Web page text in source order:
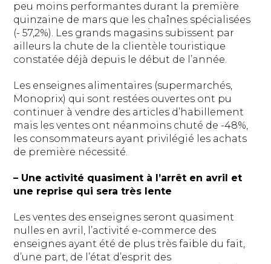
peu moins performantes durant la première
quinzaine de mars que les chaînes spécialisées
(- 57,2%). Les grands magasins subissent par
ailleurs la chute de la clientèle touristique
constatée déjà depuis le début de l’année.
Les enseignes alimentaires (supermarchés,
Monoprix) qui sont restées ouvertes ont pu
continuer à vendre des articles d’habillement
mais les ventes ont néanmoins chuté de -48%,
les consommateurs ayant privilégié les achats
de première nécessité.
– Une activité quasiment à l’arrêt en avril et
une reprise qui sera très lente
Les ventes des enseignes seront quasiment
nulles en avril, l’activité e-commerce des
enseignes ayant été de plus très faible du fait,
d’une part, de l’état d’esprit des